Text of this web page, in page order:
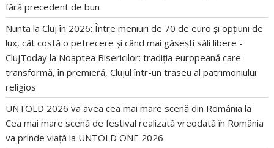
fără precedent de bun
Nunta la Cluj în 2026: Între meniuri de 70 de euro și opțiuni de
lux, cât costă o petrecere și când mai găsești săli libere -
ClujToday la Noaptea Bisericilor: tradiția europeană care
transformă, în premieră, Clujul într-un traseu al patrimoniului
religios
UNTOLD 2026 va avea cea mai mare scenă din România la
Cea mai mare scenă de festival realizată vreodată în România
va prinde viață la UNTOLD ONE 2026